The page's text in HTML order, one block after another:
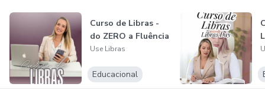
Curso de Libras -
do ZERO a Fluência
Use Libras
Educacional